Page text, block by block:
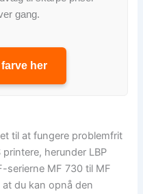
gang.
her
til at fungere problemfrit
herunder LBP
serierne MF 730 til MF
du kan opnå den